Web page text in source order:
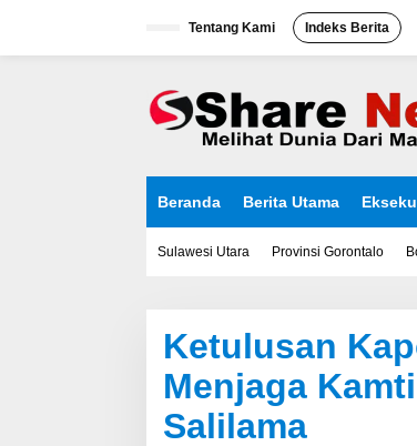
Tentang Kami Indeks Berita
Beranda Berita Utama
Sulawesi Utara Provinsi Gorontalo
Ketulusan
Menjaga
Salilama